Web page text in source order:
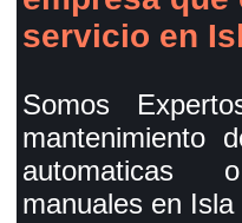
servicio en
Somos
mantenimiento
automaticas
manuales en Isla